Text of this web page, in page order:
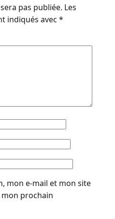
pas publiée. Les
indiqués avec *
mon e-mail et mon site
prochain